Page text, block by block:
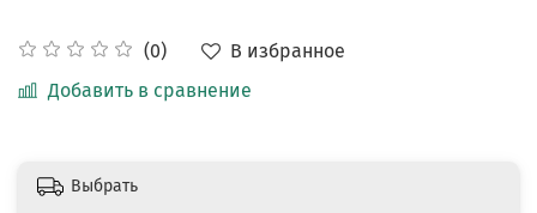
(0)
В избранное
Добавить в сравнение
Выбрать